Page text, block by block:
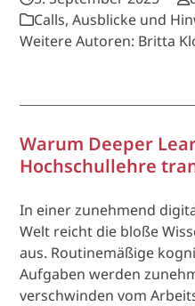
Calls, Ausblicke und
Weitere Autoren: Britta
Warum Deeper
Hochschullehre
In einer zunehmend
Welt reicht die bloße
aus. Routinemäßige
Aufgaben werden
verschwinden vom